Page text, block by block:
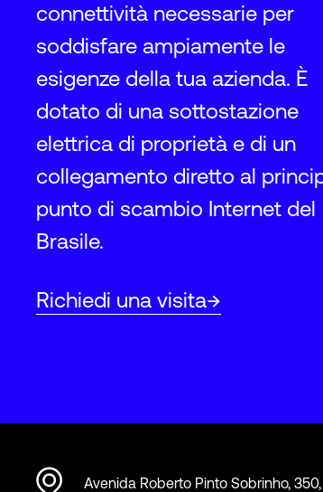
connettività necessarie per
soddisfare ampiamente le
esigenze della tua azienda. È
dotato di una sottostazione
elettrica di proprietà e di un
collegamento diretto al
punto di scambio Internet del
Brasile.
Richiedi una visita
Avenida Roberto Pinto Sobrinho,